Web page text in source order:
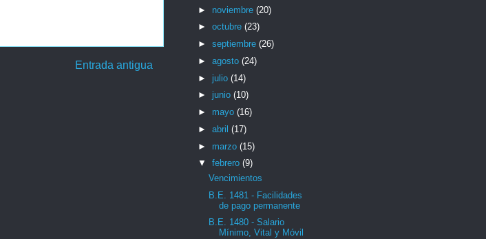
Entrada antigua
► noviembre (20)
► octubre (23)
► septiembre (26)
► agosto (24)
► julio (14)
► junio (10)
► mayo (16)
► abril (17)
► marzo (15)
▼ febrero (9)
Vencimientos
B.E. 1481 - Facilidades
de pago permanente
B.E. 1480 - Salario
Mínimo, Vital y Móvil